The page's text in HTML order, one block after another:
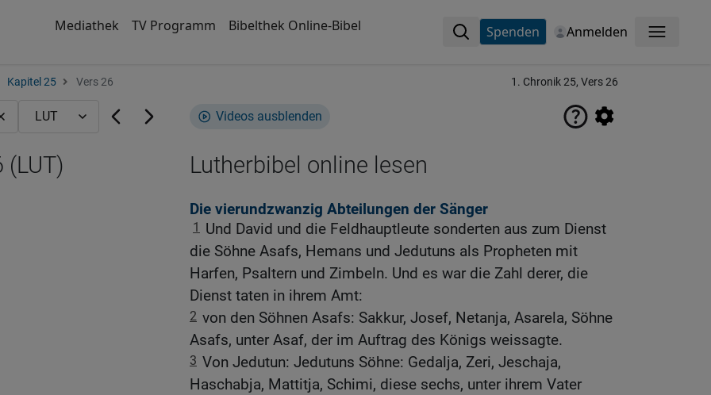
Mediathek TV Programm Bibelthek Online-Bibel Spenden Anmelden Menü
Kapitel 25 Vers 26 1. Chronik 25, Vers 26
Videos ausblenden
Lutherbibel online lesen
Die vierundzwanzig Abteilungen der Sänger
1
Und David und die Feldhauptleute sonderten aus zum Dienst
die Söhne Asafs, Hemans und Jedutuns als Propheten mit
Harfen, Psaltern und Zimbeln. Und es war die Zahl derer, die
Dienst taten in ihrem Amt:
2 von den Söhnen Asafs: Sakkur, Josef, Netanja, Asarela, Söhne
Asafs, unter Asaf, der im Auftrag des Königs weissagte.
3 Von Jedutun: Jedutuns Söhne: Gedalja, Zeri, Jeschaja,
Haschabja, Mattitja, Schimi, diese sechs, unter ihrem Vater
(LUT)